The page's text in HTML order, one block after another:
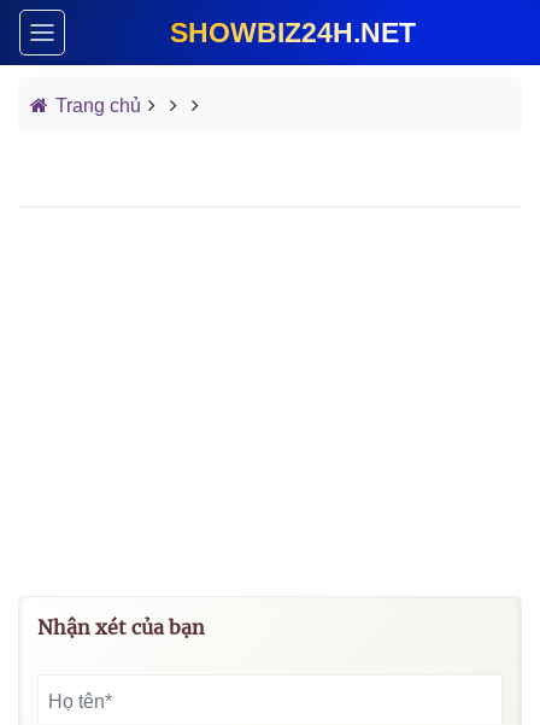
SHOWBIZ24H.NET
Trang chủ
Nhận xét của bạn